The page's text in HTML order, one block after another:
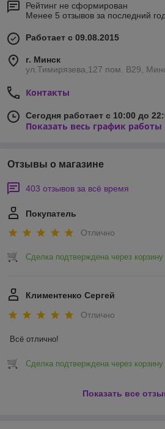
Рейтинг не сформирован
Менее 5 отзывов за последний год
Работает с 09.08.2015
г. Минск
ул.Тимирязева,127 пом. В29,
Контакты
Сегодня работает с 10:00 до
Показать весь график работы
Отзывы о магазине
403 отзывов за всё время
Покупатель
Отлично
Сделка подтверждена через корзину
Климентенко Сергей
Отлично
Всё отлично!
Сделка подтверждена через корзину
Показать все